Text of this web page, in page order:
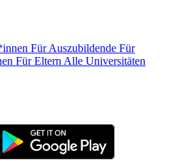
Für Auszubildende Für
Für Eltern Alle Universitäten